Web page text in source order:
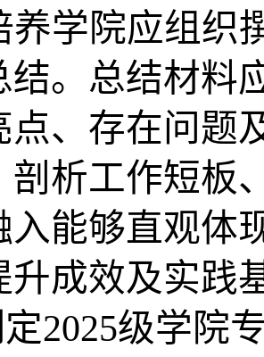
养学院应组织
结。总结材料
点、存在问题
剖析工作短板
入能够直观体
升成效及实践
2025级学院